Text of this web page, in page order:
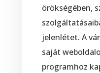
örökségében,
jelenlétet. A
saját
programhoz